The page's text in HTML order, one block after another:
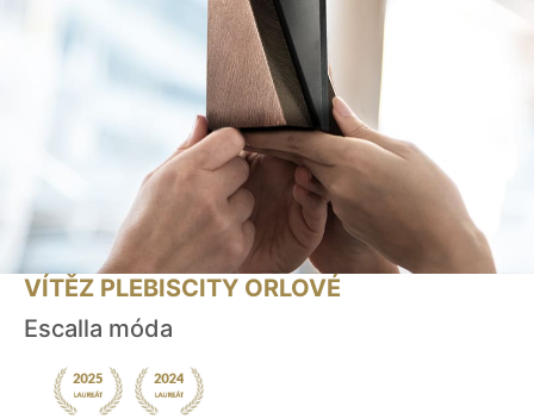
VÍTĚZ PLEBISCITY ORLOVÉ
Escalla móda